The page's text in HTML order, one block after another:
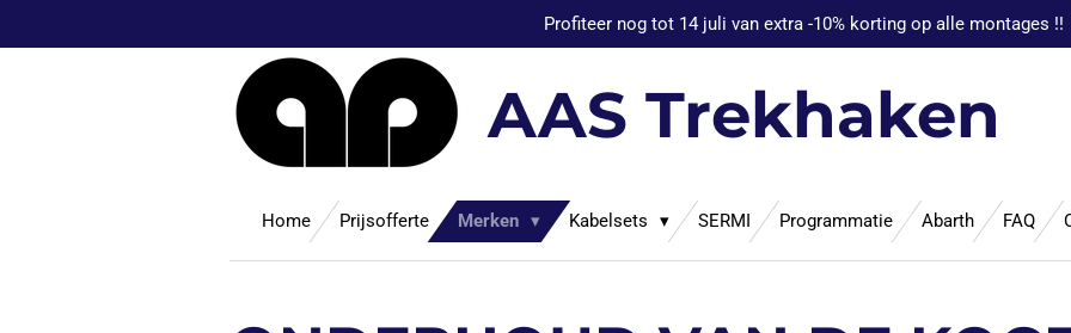
Profiteer nog tot 14 juli van extra -10% korting op alle montages !!
AAS Trekhaken
Home Prijsofferte Merken Kabelsets SERMI Programmatie Abarth FAQ